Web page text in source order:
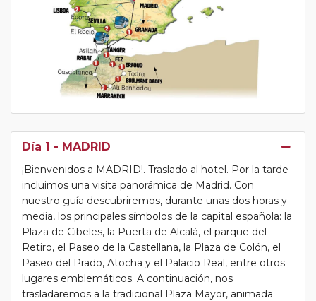
Día 1 - MADRID
¡Bienvenidos a MADRID!. Traslado al hotel. Por la tarde
incluimos una visita panorámica de Madrid. Con
nuestro guía descubriremos, durante unas dos horas y
media, los principales símbolos de la capital española: la
Plaza de Cibeles, la Puerta de Alcalá, el parque del
Retiro, el Paseo de la Castellana, la Plaza de Colón, el
Paseo del Prado, Atocha y el Palacio Real, entre otros
lugares emblemáticos. A continuación, nos
trasladaremos a la tradicional Plaza Mayor, animada